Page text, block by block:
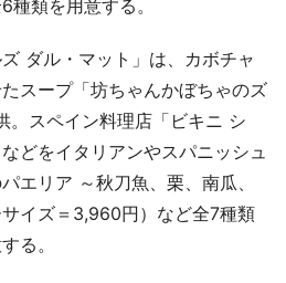
種類を用意する。
ダル・マット」は、カボチャ
スープ「坊ちゃんかぼちゃのズ
。スペイン料理店「ビキニ シ
どをイタリアンやスパニッシュ
エリア ～秋刀魚、栗、南瓜、
イズ＝3,960円）など全7種類
る。